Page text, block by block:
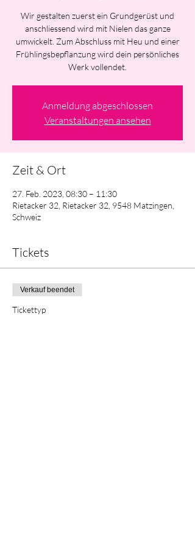
Wir gestalten zuerst ein Grundgerüst und
anschliessend wird mit Nielen das ganze
umwickelt. Zum Abschluss mit Heu und einer
Frühlingsbepflanzung wird dein persönliches
Werk vollendet.
Anmeldung abgeschlossen
Veranstaltungen ansehen
Zeit & Ort
27. Feb. 2023, 08:30 – 11:30
Rietacker 32, Rietacker 32, 9548 Matzingen,
Schweiz
Tickets
Verkauf beendet
Tickettyp